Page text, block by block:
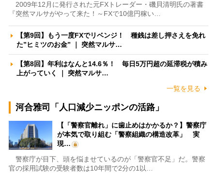
2009年12月に発行された元FXトレーダー・磯貝清明氏の著書
『突然マルサがやって来た！～FXで10億円稼い…
【第9回】もう一度FXでリベンジ！ 種銭は差し押さえを免れ
た”ヒミツのお金” ｜ 突然マルサ…
【第8回】年利はなんと14.6％！ 毎日5万円超の延滞税が積み
上がっていく ｜ 突然マルサ…
一覧を見る
河合雅司「人口減少ニッポンの活路」
【「警察官離れ」に歯止めはかかるか？】警察庁
が本気で取り組む「警察組織の構造改革」 実
現…
警察庁が目下、頭を悩ませているのが「警察官不足」だ。警察
官の採用試験の受験者数は10年間で2分の1以…